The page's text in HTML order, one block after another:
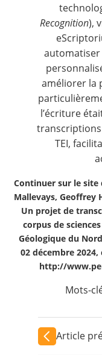
Recognition),
automatiser
améliorer la
l’écriture
transcriptions
TEI,
Continuer sur le site
Mallevays, Geoffrey
Un projet de
corpus de
Géologique du
02 décembre 2024,
http://
Mots-
Article